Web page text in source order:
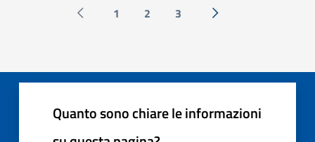
Pagina precedente
1 2 3 Successiva »
Quanto sono chiare le informazioni